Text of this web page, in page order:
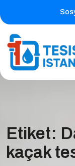
Etiket:
kaçak